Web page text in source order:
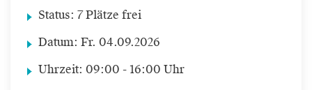
Status: 7 Plätze frei
Datum: Fr. 04.09.2026
Uhrzeit: 09:00 - 16:00 Uhr